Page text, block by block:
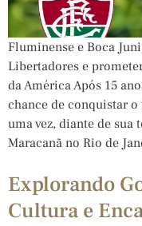
Fluminense e Boca
Libertadores e
da América Após 15
chance de conquistar
uma vez, diante de
Maracanã no Rio de
Explorando
Cultura e